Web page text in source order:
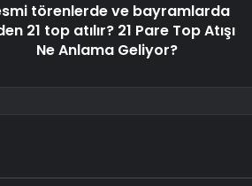
törenlerde ve bayramlarda
21 top atılır? 21 Pare Top Atışı
Ne Anlama Geliyor?